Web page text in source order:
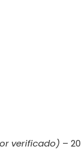
verificado) –